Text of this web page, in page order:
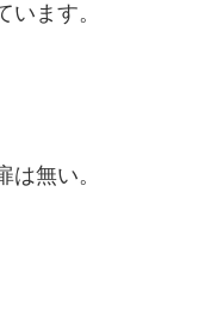
ます。
無い。